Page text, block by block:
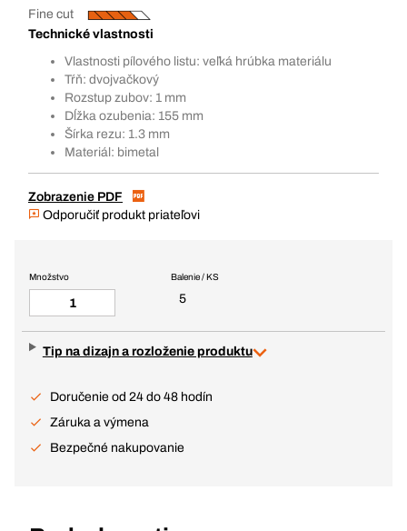
Fine cut
Technické vlastnosti
Vlastnosti pílového listu: veľká hrúbka materiálu
Tŕň: dvojvačkový
Rozstup zubov: 1 mm
Dĺžka ozubenia: 155 mm
Šírka rezu: 1.3 mm
Materiál: bimetal
Zobrazenie PDF
Odporučiť produkt priateľovi
Balenie / KS
5
Množstvo
Tip na dizajn a rozloženie produktu
Doručenie od 24 do 48 hodín
Záruka a výmena
Bezpečné nakupovanie